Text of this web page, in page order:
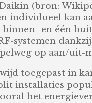
(bron:
individueel kan
en één
systemen
op aan/uit-
toegepast in
installaties
het